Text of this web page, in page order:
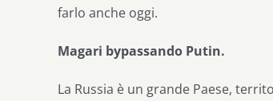
farlo anche oggi.
Magari bypassando Putin.
La Russia è un grande Paese,